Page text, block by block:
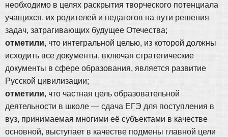
необходимо в целях раскрытия творческого потенциала
учащихся, их родителей и педагогов на пути решения
задач, затрагивающих будущее Отечества;
отметили, что интегральной целью, из которой должны
исходить все документы, включая стратегические
документы в сфере образования, является развитие
Русской цивилизации;
отметили, что частная цель образовательной
деятельности в школе — сдача ЕГЭ для поступления в
вуз, принимаемая многими её субъектами в качестве
основной, выступает в качестве подмены главной цели